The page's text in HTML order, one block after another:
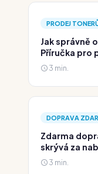
PRODEJ
Jak správně
Příručka pro
3 min.
DOPRAVA
Zdarma
skrývá za
3 min.